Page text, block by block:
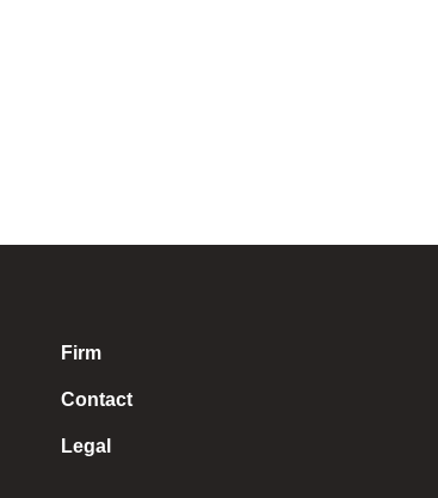
Firm
Contact
Legal